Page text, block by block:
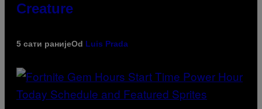
Creature
5 сати ранијеOd Luis Prada